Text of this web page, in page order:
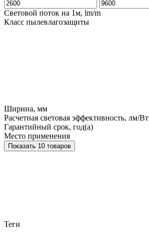
Световой поток на 1м, lm/m
Класс пылевлагозащиты
Ширина, мм
Расчетная световая эффективность, лм/Вт
Гарантийный срок, год(а)
Место применения
Показать 10 товаров
Теги